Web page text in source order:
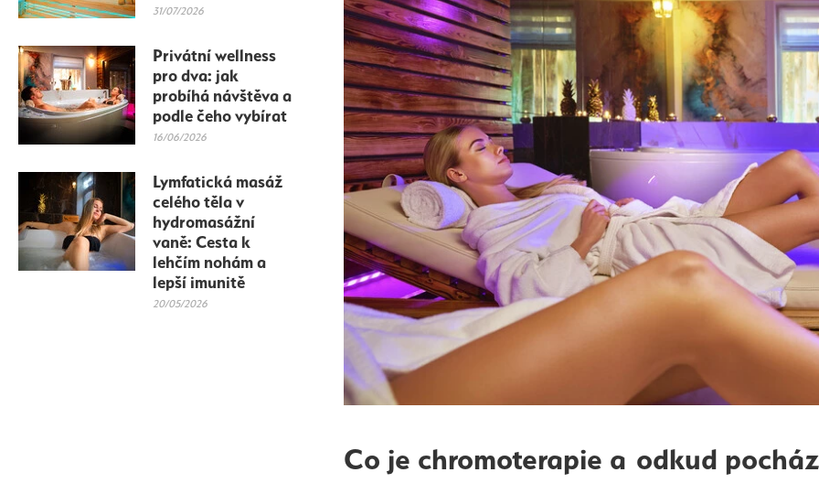
31/07/2026
Privátní wellness
pro dva: jak
probíhá návštěva a
podle čeho vybírat
16/06/2026
Lymfatická masáž
celého těla v
hydromasážní
vaně: Cesta k
lehčím nohám a
lepší imunitě
20/05/2026
Co je chromoterapie a odkud